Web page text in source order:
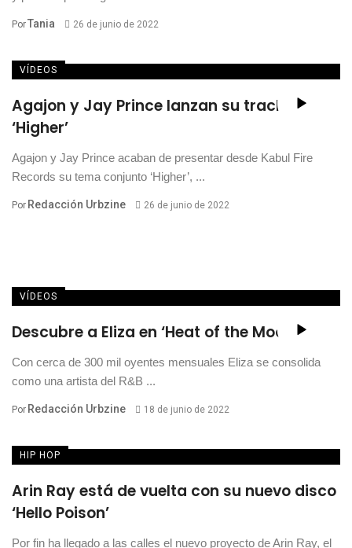
PorTania 26 de junio de 2022
VÍDEOS
Agajon y Jay Prince lanzan su track
‘Higher’
Agajon y Jay Prince acaban de presentar desde Kabul Fire
Records su tema conjunto ‘Higher’, ...
Por Redacción Urbzine 26 de junio de 2022
VÍDEOS
Descubre a Eliza en ‘Heat of the Moon’
Con cerca de 300 mil oyentes mensuales Eliza se consolida
como una artista del R&B ...
Por Redacción Urbzine 18 de junio de 2022
HIP HOP
Arin Ray está de vuelta con su nuevo disco
‘Hello Poison’
Por fin ha llegado a las calles el nuevo proyecto de Arin Ray, el